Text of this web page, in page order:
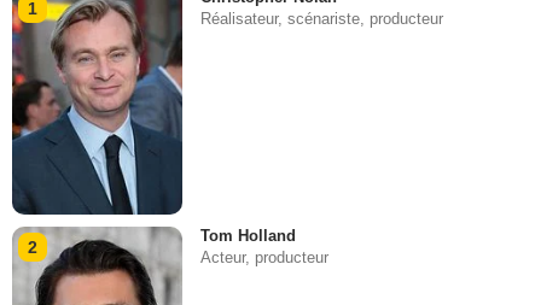
1
Réalisateur, scénariste, producteur
2
Tom Holland
Acteur, producteur